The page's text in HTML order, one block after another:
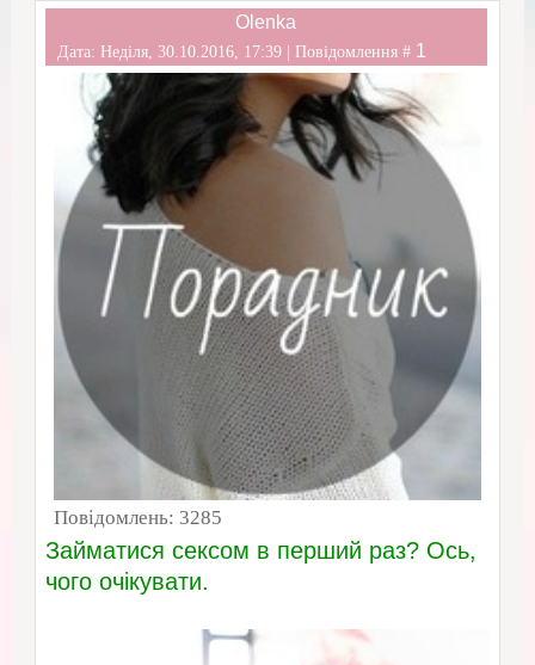
Olenka
Дата: Неділя, 30.10.2016, 17:39 | Повідомлення # 1
Повідомлень: 3285
Займатися сексом в перший раз? Ось,
чого очікувати.